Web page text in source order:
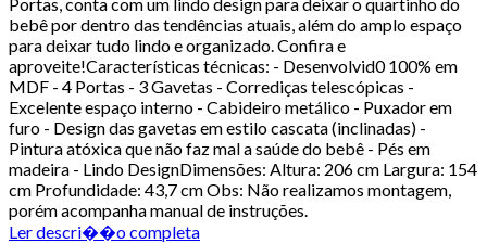
bebê por dentro das tendências atuais, além do amplo espaço
para deixar tudo lindo e organizado. Confira e
aproveite!Características técnicas: - Desenvolvid0 100% em
MDF - 4 Portas - 3 Gavetas - Corrediças telescópicas -
Excelente espaço interno - Cabideiro metálico - Puxador em
furo - Design das gavetas em estilo cascata (inclinadas) -
Pintura atóxica que não faz mal a saúde do bebê - Pés em
madeira - Lindo DesignDimensões: Altura: 206 cm Largura: 154
cm Profundidade: 43,7 cm Obs: Não realizamos montagem,
porém acompanha manual de instruções.
Ler descri��o completa